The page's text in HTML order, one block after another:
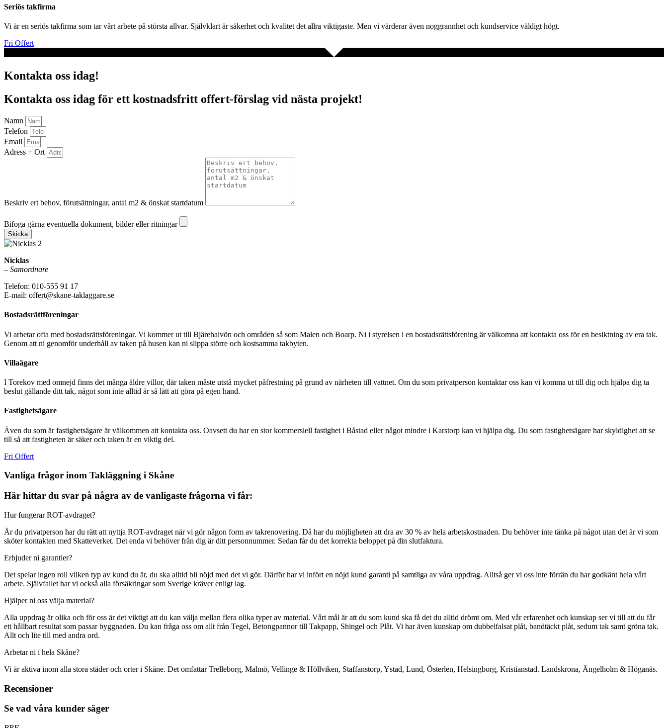
Seriös takfirma
Vi är en seriös takfirma som tar vårt arbete på största allvar. Självklart är säkerhet och kvalitet det allra viktigaste. Men vi värderar även noggrannhet och kundservice väldigt högt.
Fri Offert
Kontakta oss idag!
Kontakta oss idag för ett kostnadsfritt offert-förslag vid nästa projekt!
Namn
Telefon
Email
Adress + Ort
Beskriv ert behov, förutsättningar, antal m2 & önskat startdatum
Bifoga gärna eventuella dokument, bilder eller ritningar
Skicka
Nicklas
– Samordnare
Telefon: 010-555 91 17
E-mail: offert@skane-taklaggare.se
Bostadsrättföreningar
Vi arbetar ofta med bostadsrättsföreningar. Vi kommer ut till Bjärehalvön och områden så som Malen och Boarp. Ni i styrelsen i en bostadsrättsförening är välkomna att kontakta oss för en besiktning av era tak.
Genom att ni genomför underhåll av taken på husen kan ni slippa större och kostsamma takbyten.
Villaägare
I Torekov med omnejd finns det många äldre villor, där taken måste utstå mycket påfrestning på grund av närheten till vattnet. Om du som privatperson kontaktar oss kan vi komma ut till dig och hjälpa dig ta
beslut gällande ditt tak, något som inte alltid är så lätt att göra på egen hand.
Fastighetsägare
Även du som är fastighetsägare är välkommen att kontakta oss. Oavsett du har en stor kommersiell fastighet i Båstad eller något mindre i Karstorp kan vi hjälpa dig. Du som fastighetsägare har skyldighet att se
till så att fastigheten är säker och taken är en viktig del.
Fri Offert
Vanliga frågor inom Takläggning i Skåne
Här hittar du svar på några av de vanligaste frågorna vi får:
Hur fungerar ROT-avdraget?
Är du privatperson har du rätt att nyttja ROT-avdraget när vi gör någon form av takrenovering. Då har du möjligheten att dra av 30 % av hela arbetskostnaden. Du behöver inte tänka på något utan det är vi som
sköter kontakten med Skatteverket. Det enda vi behöver från dig är ditt personnummer. Sedan får du det korrekta beloppet på din slutfaktura.
Erbjuder ni garantier?
Det spelar ingen roll vilken typ av kund du är, du ska alltid bli nöjd med det vi gör. Därför har vi infört en nöjd kund garanti på samtliga av våra uppdrag. Alltså ger vi oss inte förrän du har godkänt hela vårt
arbete. Självfallet har vi också alla försäkringar som Sverige kräver enligt lag.
Hjälper ni oss välja material?
Alla uppdrag är olika och för oss är det viktigt att du kan välja mellan flera olika typer av material. Vårt mål är att du som kund ska få det du alltid drömt om. Med vår erfarenhet och kunskap ser vi till att du får
ett hållbart resultat som passar byggnaden. Du kan fråga oss om allt från Tegel, Betongpannor till Takpapp, Shingel och Plåt. Vi har även kunskap om dubbelfalsat plåt, bandtäckt plåt, sedum tak samt gröna tak.
Allt och lite till med andra ord.
Arbetar ni i hela Skåne?
Vi är aktiva inom alla stora städer och orter i Skåne. Det omfattar Trelleborg, Malmö, Vellinge & Höllviken, Staffanstorp, Ystad, Lund, Österlen, Helsingborg, Kristianstad. Landskrona, Ängelholm & Höganäs.
Recensioner
Se vad våra kunder säger